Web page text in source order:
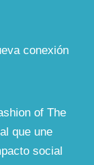
conexión
of The
que une
social